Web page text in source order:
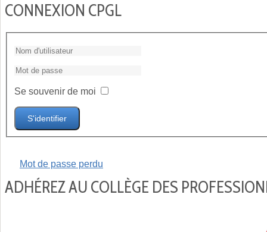
CONNEXION CPGL
Se souvenir de moi
S'identifier
Mot de passe perdu
ADHÉREZ AU COLLÈGE DES